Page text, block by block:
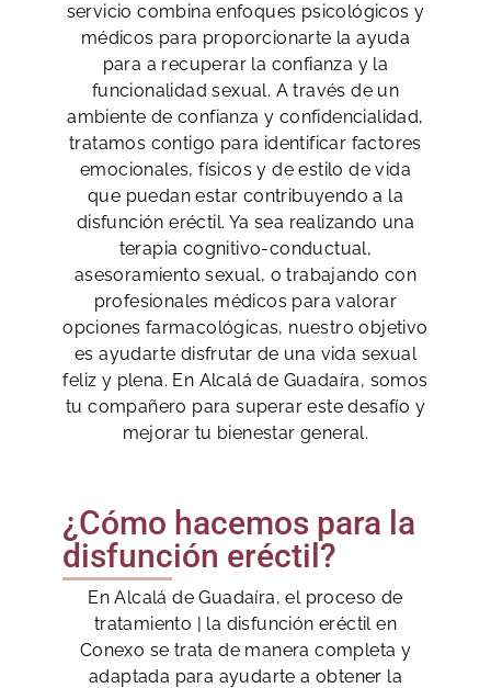
servicio combina enfoques psicológicos y
médicos para proporcionarte la ayuda
para a recuperar la confianza y la
funcionalidad sexual. A través de un
ambiente de confianza y confidencialidad,
tratamos contigo para identificar factores
emocionales, físicos y de estilo de vida
que puedan estar contribuyendo a la
disfunción eréctil. Ya sea realizando una
terapia cognitivo-conductual,
asesoramiento sexual, o trabajando con
profesionales médicos para valorar
opciones farmacológicas, nuestro objetivo
es ayudarte disfrutar de una vida sexual
feliz y plena. En Alcalá de Guadaíra, somos
tu compañero para superar este desafío y
mejorar tu bienestar general.
¿Cómo hacemos para la
disfunción eréctil?
En Alcalá de Guadaíra, el proceso de
tratamiento | la disfunción eréctil en
Conexo se trata de manera completa y
adaptada para ayudarte a obtener la